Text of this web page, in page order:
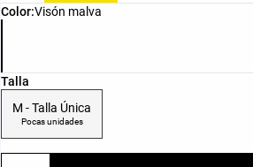
Color:Visón malva
Lista de colores del producto
Talla
Lista de tallas del producto
M - Talla Única
Pocas unidades